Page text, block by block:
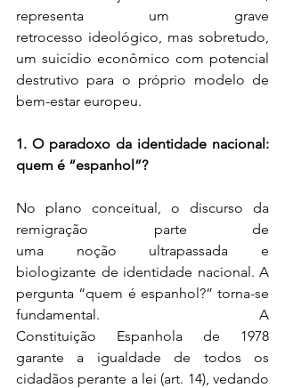
representa um grave
retrocesso ideológico, mas sobretudo,
um suicídio econômico com potencial
destrutivo para o próprio modelo de
bem-estar europeu.
1. O paradoxo da identidade nacional:
quem é “espanhol”?
No plano conceitual, o discurso da
remigração parte de
uma noção ultrapassada e
biologizante de identidade nacional. A
pergunta “quem é espanhol?” torna-se
fundamental. A
Constituição Espanhola de 1978
garante a igualdade de todos os
cidadãos perante a lei (art. 14), vedando